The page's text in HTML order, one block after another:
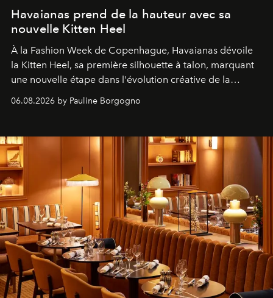
Havaianas prend de la hauteur avec sa
nouvelle Kitten Heel
À la Fashion Week de Copenhague, Havaianas dévoile
la Kitten Heel, sa première silhouette à talon, marquant
une nouvelle étape dans l'évolution créative de la
06.08.2026 by Pauline Borgogno